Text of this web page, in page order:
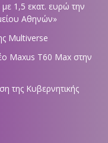
1,5 εκατ. ευρώ την
Αθηνών»
Multiverse
Maxus T60 Max στην
της Κυβερνητικής